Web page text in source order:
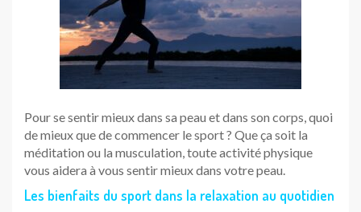
Pour se sentir mieux dans sa peau et dans son corps, quoi
de mieux que de commencer le sport ? Que ça soit la
méditation ou la musculation, toute activité physique
vous aidera à vous sentir mieux dans votre peau.
Les bienfaits du sport dans la relaxation au quotidien